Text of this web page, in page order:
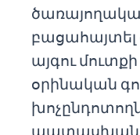
բացահայտել
այգու
օրինական